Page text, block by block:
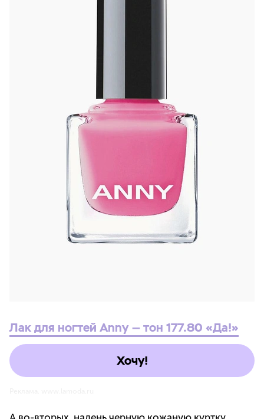
Лак для ногтей Anny — тон 177.80 «Да!»
Хочу!